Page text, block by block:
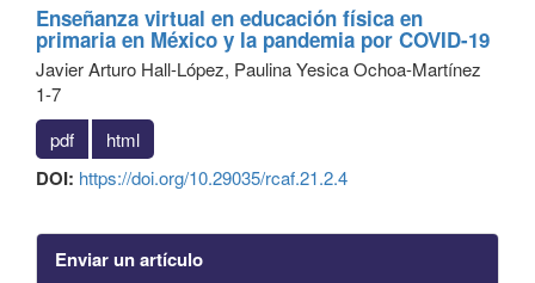
Enseñanza virtual en educación física en
primaria en México y la pandemia por COVID-19
Javier Arturo Hall-López, Paulina Yesica Ochoa-Martínez
1-7
pdf
html
DOI: https://doi.org/10.29035/rcaf.21.2.4
Enviar un artículo